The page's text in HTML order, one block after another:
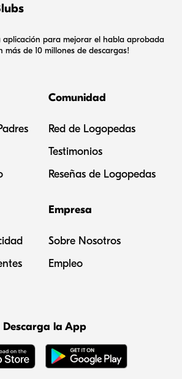
aplicación para mejorar el habla aprobada
de 10 millones de descargas!
Comunidad
Red de Logopedas
Testimonios
Reseñas de Logopedas
Empresa
Sobre Nosotros
Empleo
Descarga la App